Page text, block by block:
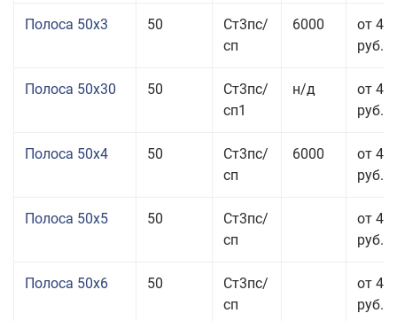
Полоса 50x3 50
Ст3пс/
сп
6000
от 45
руб.
Полоса 50x30 50
Ст3пс/
сп1
н/д
от 44
руб.
Полоса 50x4 50
Ст3пс/
сп
6000
от 45
руб.
Полоса 50x5 50
Ст3пс/
сп
от 43
руб.
Полоса 50x6 50
Ст3пс/
сп
от 43
руб.